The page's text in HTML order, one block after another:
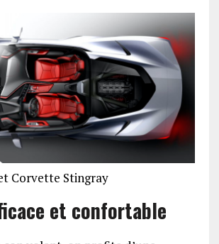
Corvette Stingray
et confortable